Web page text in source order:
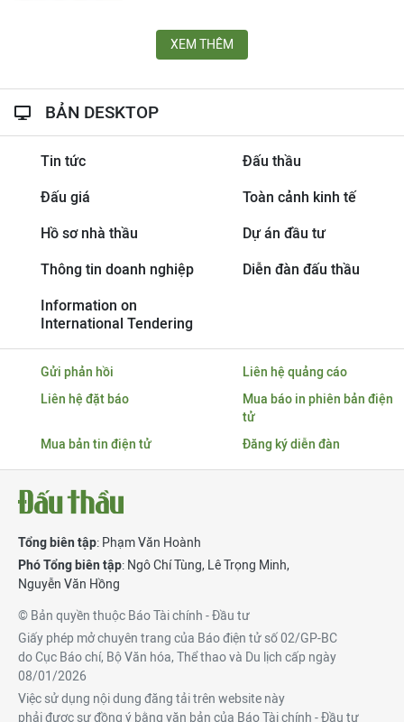
XEM THÊM
BẢN DESKTOP
Tin tức Đấu thầu
Đấu giá Toàn cảnh kinh tế
Hồ sơ nhà thầu Dự án đầu tư
Thông tin doanh nghiệp Diễn đàn đấu thầu
Information on
International Tendering
Gửi phản hồi
Liên hệ quảng cáo
Liên hệ đặt báo
Mua báo in phiên bản điện
tử
Mua bản tin điện tử
Đăng ký diễn đàn
Tổng biên tập: Phạm Văn Hoành
Phó Tổng biên tập: Ngô Chí Tùng, Lê Trọng Minh,
Nguyễn Văn Hồng
© Bản quyền thuộc Báo Tài chính - Đầu tư
Giấy phép mở chuyên trang của Báo điện tử số 02/GP-BC
do Cục Báo chí, Bộ Văn hóa, Thể thao và Du lịch cấp ngày
08/01/2026
Việc sử dụng nội dung đăng tải trên website này
phải được sự đồng ý bằng văn bản của Báo Tài chính - Đầu tư